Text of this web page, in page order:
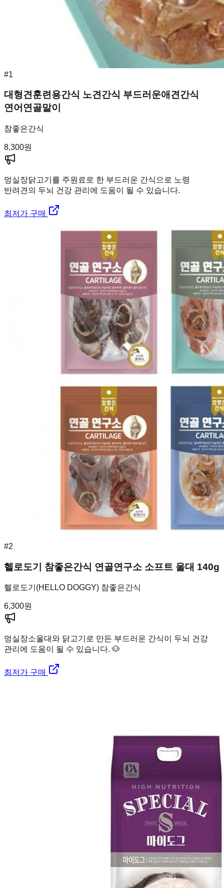
#1
대형견훈련용간식 노견간식 부드러운애견간식
연어연골말이
참좋은간식
8,300원
멍실장닭고기를 주원료로 한 부드러운 간식으로 노령
반려견의 두뇌 건강 관리에 도움이 될 수 있습니다.
최저가 구매
#2
헬로도기 참좋은간식 연골연구소 소프트 울대 140g
헬로도기(HELLO DOGGY) 참좋은간식
6,300원
멍실장소울대와 닭고기로 만든 부드러운 간식이 두뇌 건강
관리에 도움이 될 수 있습니다. 🐶
최저가 구매